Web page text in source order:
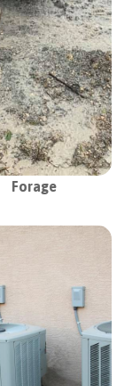
Forage